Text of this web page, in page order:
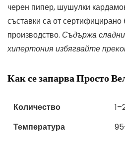
черен пипер, шушулки
съставки са от сертифицирано
производство. Съдържа
хипертония избягвайте
Как се запарва Просто
Количество
Температура